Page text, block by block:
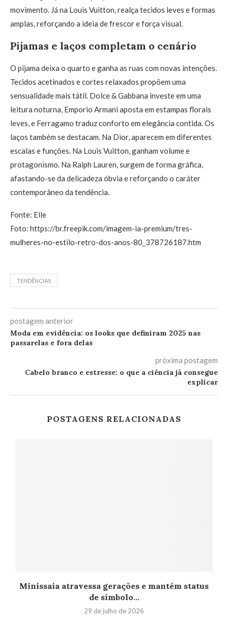
movimento. Já na Louis Vuitton, realça tecidos leves e formas
amplas, reforçando a ideia de frescor e força visual.
Pijamas e laços completam o cenário
O pijama deixa o quarto e ganha as ruas com novas intenções.
Tecidos acetinados e cortes relaxados propõem uma
sensualidade mais tátil. Dolce & Gabbana investe em uma
leitura noturna, Emporio Armani aposta em estampas florais
leves, e Ferragamo traduz conforto em elegância contida. Os
laços também se destacam. Na Dior, aparecem em diferentes
escalas e funções. Na Louis Vuitton, ganham volume e
protagonismo. Na Ralph Lauren, surgem de forma gráfica,
afastando-se da delicadeza óbvia e reforçando o caráter
contemporâneo da tendência.
Fonte: Elle
Foto: https://br.freepik.com/imagem-ia-premium/tres-
mulheres-no-estilo-retro-dos-anos-80_378726187.htm
TENDÊNCIAS
postagem anterior
Moda em evidência: os looks que definiram 2025 nas
passarelas e fora delas
próxima postagem
Cabelo branco e estresse: o que a ciência já consegue
explicar
POSTAGENS RELACIONADAS
Minissaia atravessa gerações e mantém status
de símbolo...
29 de julho de 2026